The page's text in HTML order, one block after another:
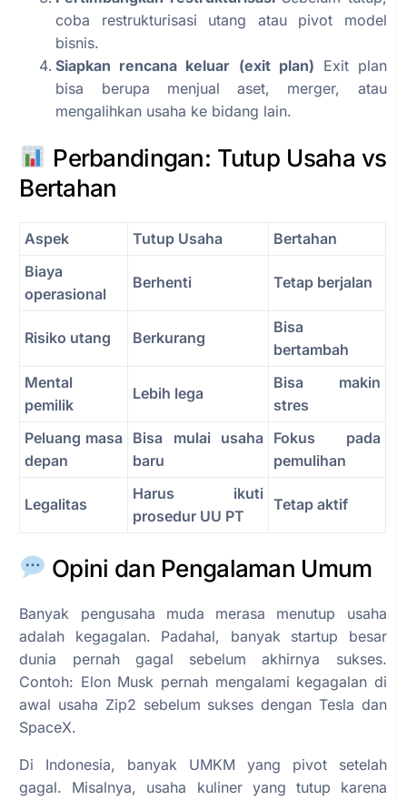
coba restrukturisasi utang atau pivot model
bisnis.
Siapkan rencana keluar (exit plan) Exit plan
bisa berupa menjual aset, merger, atau
mengalihkan usaha ke bidang lain.
Perbandingan: Tutup Usaha vs
Bertahan
Aspek Tutup Usaha
Bertahan
Biaya
operasional
Berhenti Tetap berjalan
Risiko utang Berkurang
Bisa
bertambah
Mental
pemilik
Lebih lega
Bisa makin
stres
Peluang masa
depan
Bisa mulai usaha
baru
Fokus pada
pemulihan
Legalitas
Harus ikuti
prosedur UU PT
Tetap aktif
Opini dan Pengalaman Umum
Banyak pengusaha muda merasa menutup usaha
adalah kegagalan. Padahal, banyak startup besar
dunia pernah gagal sebelum akhirnya sukses.
Contoh: Elon Musk pernah mengalami kegagalan di
awal usaha Zip2 sebelum sukses dengan Tesla dan
SpaceX.
Di Indonesia, banyak UMKM yang pivot setelah
gagal. Misalnya, usaha kuliner yang tutup karena